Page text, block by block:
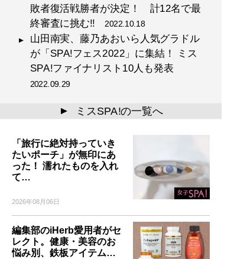
敗者復活戦勝者が決定！ 計12名で最
終審査に挑む!!2022.10.18
山田南実、藤乃あおいら人気グラドル
が「SPA!フェス2022」に集結！ ミス
SPA!ファイナリスト10人も発表
2022.09.29
▲ ミスSPA!の一覧へ
「旅行に絶対持っていき
たいポーチ」が無印にあ
った！ 濡れたものを入れ
て…
2026年08月06日
編集部のiHerb愛用者がセ
レクト。健康・美容のお
悩み別、鉄板アイテム…